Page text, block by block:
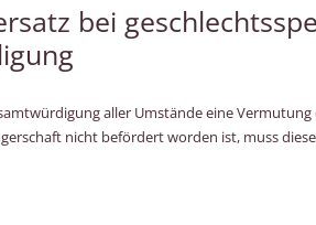
bei
aller Umstände eine
nicht befördert worden ist, muss